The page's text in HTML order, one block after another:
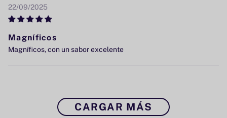
22/09/2025
Magníficos
Magníficos, con un sabor excelente
CARGAR MÁS